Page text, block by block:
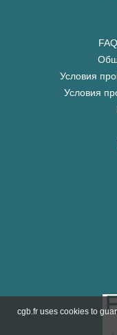
Условия
Условия
cgb.fr uses cookies to